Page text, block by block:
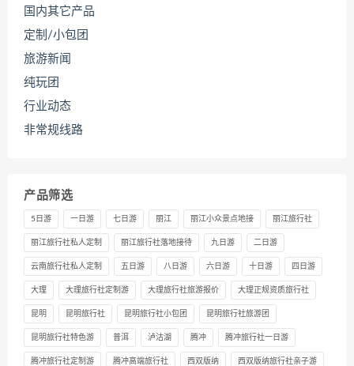
国内其它产品
定制/小包团
旅游新闻
纯玩团
行业动态
非常规线路
产品筛选
5日游 一日游 七日游 丽江 丽江小众景点地接 丽江旅行社
丽江旅行社私人定制 丽江旅行社落地接待 九日游 二日游
云南旅行社私人定制 五日游 八日游 六日游 十日游 四日游
大理 大理旅行社定制游 大理旅行社旅游报价 大理正规资质旅行社
昆明 昆明旅行社 昆明旅行社小包团 昆明旅行社旅游团
昆明旅行社特色游 普洱 泸沽湖 腾冲 腾冲旅行社一日游
腾冲旅行社定制游 腾冲高端旅行社 西双版纳 西双版纳旅行社亲子游